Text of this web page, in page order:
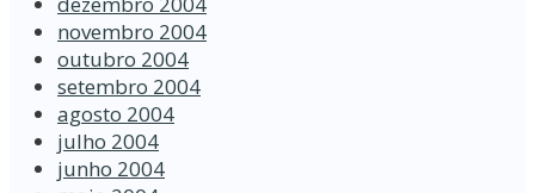
novembro 2004
outubro 2004
setembro 2004
agosto 2004
julho 2004
junho 2004